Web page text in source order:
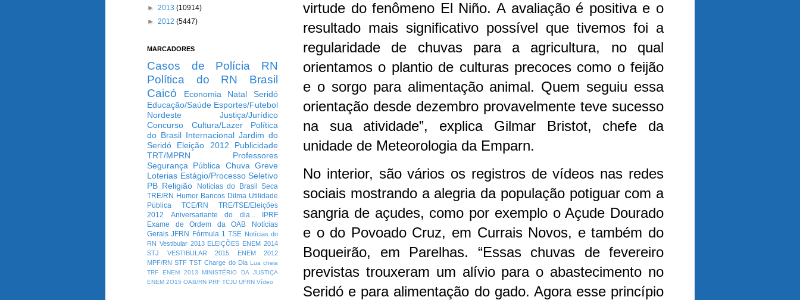
virtude do fenômeno El Niño. A avaliação é positiva e o
resultado mais significativo possível que tivemos foi a
regularidade de chuvas para a agricultura, no qual
orientamos o plantio de culturas precoces como o feijão
e o sorgo para alimentação animal. Quem seguiu essa
orientação desde dezembro provavelmente teve sucesso
na sua atividade”, explica Gilmar Bristot, chefe da
unidade de Meteorologia da Emparn.
No interior, são vários os registros de vídeos nas redes
sociais mostrando a alegria da população potiguar com a
sangria de açudes, como por exemplo o Açude Dourado
e o do Povoado Cruz, em Currais Novos, e também do
Boqueirão, em Parelhas. “Essas chuvas de fevereiro
previstas trouxeram um alívio para o abastecimento no
Seridó e para alimentação do gado. Agora esse princípio
► 2013 (10914)
► 2012 (5447)
MARCADORES
Casos de Polícia
RN
Política do RN
Brasil
Caicó
Economia Natal
Seridó
Educação/Saúde Esportes/Futebol
Nordeste
Justiça/Jurídico
Concurso
Cultura/Lazer
Política
do Brasil Internacional Jardim do
Seridó
Eleição 2012
Publicidade
TRT/MPRN
Professores
Segurança Pública Chuva Greve
Loterias Estágio/Processo Seletivo
PB Religião Notícias do Brasil
Seca
TRE/RN Humor Bancos Dilma Utilidade
Pública
TCE/RN
TRE/TSE/Eleições
2012
Aniversariante do dia...
IPRF
Exame de Ordem da OAB
Notícias
Gerais JFRN Fórmula 1 TSE Notícias do
RN Vestibular 2013 ELEIÇÕES ENEM 2014
STJ
VESTIBULAR 2015
ENEM 2012
MPF/RN STF TST Charge do Dia Lua cheia
TRF
ENEM 2013
MINISTÉRIO DA JUSTIÇA
ENEM 2O15 OAB/RN PRF TCJU UFRN Vídeo